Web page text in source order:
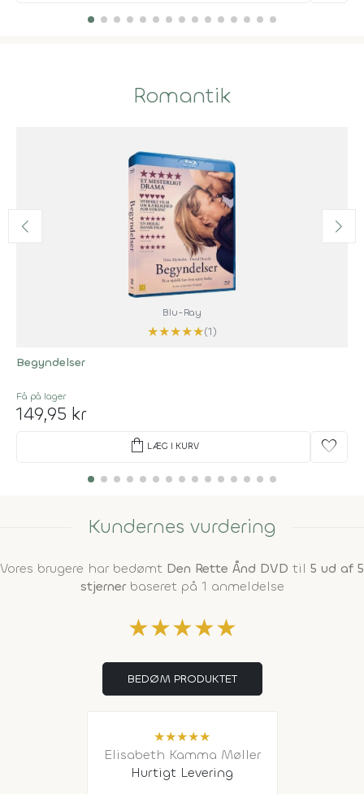
Romantik
Blu-Ray
★★★★★(1)
Begyndelser
Få på lager
149,95 kr
shopping_bag LÆG I KURV favorite
Kundernes vurdering
Vores brugere har bedømt Den Rette Ånd DVD til 5 ud af 5
stjernerbaseret på 1 anmeldelse
★★★★★
BEDØM PRODUKTET
★★★★★
Elisabeth Kamma Møller
Hurtigt Levering